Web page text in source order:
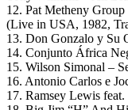
12. Pat Metheny
(Live in USA, 1982,
13. Don Gonzalo y Su
14. Conjunto África
15. Wilson Simonal –
16. Antonio Carlos e
17. Ramsey Lewis